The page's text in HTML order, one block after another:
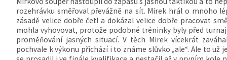
rozehrávku směřoval převážně na sít. Mirek hrál o mnoho
zásadě velice dobře četl a dokázal velice dobře pracovat
mohla vyhovovat, protože podobné tréninky byly před
proměňování jasných situací. V těch Mirek vícekrát
pochvale k výkonu přichází i to známe slůvko „ale“. Ale to